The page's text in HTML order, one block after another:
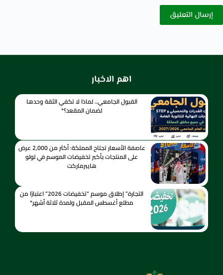
إرسال التعليق
اهم الاخبار
القبول الجامعي.. لماذا لا تكفي الثقة وحدها
لضمان المقعد؟*
عاصفة الأسعار تجتاح المملكة: أكثر من 2,000 عرض
على المنتجات بأكبر تخفيضات الموسم في لولو
هايبرماركت
التجارة” إطلاق موسم “تخفيضات 2026” اعتبارًا من
مطلع أغسطس المقبل ولمدة ثلاثة أشهر*